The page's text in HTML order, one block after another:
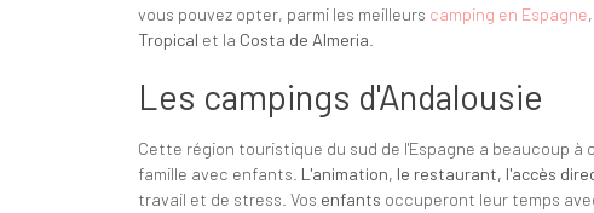
vous pouvez opter, parmi les meilleurs camping en Espagne
Tropical et la Costa de Almeria
Les campings d'Andalousie
Cette région touristique du sud de l'Espagne a beaucoup à
famille avec enfants. L'animation, le restaurant, l'accès
travail et de stress. Vos enfants occuperont leur temps